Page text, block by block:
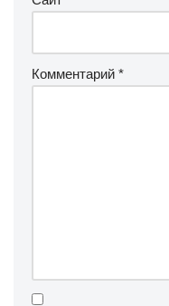
Комментарий *